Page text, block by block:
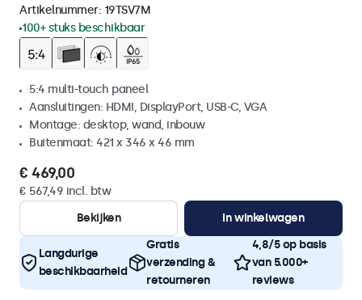
Artikelnummer: 19TSV7M
100+ stuks beschikbaar
5:4 multi-touch paneel
Aansluitingen: HDMI, DisplayPort, USB-C, VGA
Montage: desktop, wand, inbouw
Buitenmaat: 421 x 346 x 46 mm
€ 469,00
€ 567,49 incl. btw
Bekijken
In winkelwagen
Langdurige
beschikbaarheid
Gratis
verzending &
retourneren
4,8/5 op basis
van 5.000+
reviews